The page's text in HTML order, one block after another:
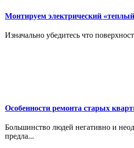
Монтируем электрический
Изначально убедитесь что
Особенности ремонта старых
Большинство людей негативно и
предла...